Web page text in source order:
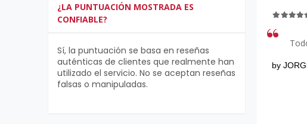
¿LA PUNTUACIÓN MOSTRADA ES
CONFIABLE?
Sí, la puntuación se basa en reseñas
auténticas de clientes que realmente han
utilizado el servicio. No se aceptan reseñas
falsas o manipuladas.
by